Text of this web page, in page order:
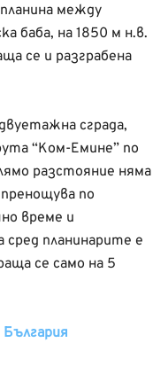
между
баба, на 1850 м н.в.
се и разграбена
сграда,
“Ком-Емине” по
разстояние няма
по
време и
сред планинарите е
се само на 5